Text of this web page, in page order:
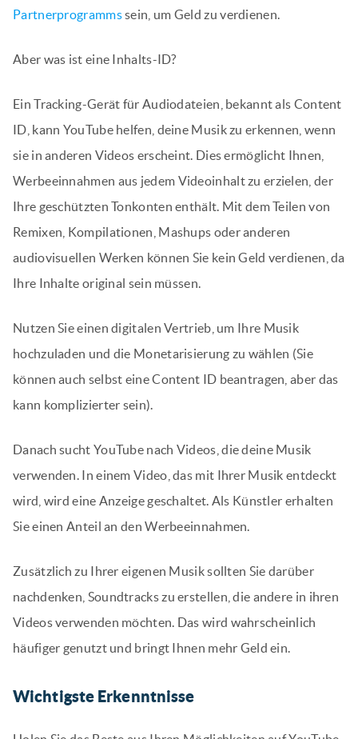
Partnerprogrammssein, um Geld zu verdienen.
Aber was ist eine Inhalts-ID?
Ein Tracking-Gerät für Audiodateien, bekannt als Content
ID, kann YouTube helfen, deine Musik zu erkennen, wenn
sie in anderen Videos erscheint. Dies ermöglicht Ihnen,
Werbeeinnahmen aus jedem Videoinhalt zu erzielen, der
Ihre geschützten Tonkonten enthält. Mit dem Teilen von
Remixen, Kompilationen, Mashups oder anderen
audiovisuellen Werken können Sie kein Geld verdienen, da
Ihre Inhalte original sein müssen.
Nutzen Sie einen digitalen Vertrieb, um Ihre Musik
hochzuladen und die Monetarisierung zu wählen (Sie
können auch selbst eine Content ID beantragen, aber das
kann komplizierter sein).
Danach sucht YouTube nach Videos, die deine Musik
verwenden. In einem Video, das mit Ihrer Musik entdeckt
wird, wird eine Anzeige geschaltet. Als Künstler erhalten
Sie einen Anteil an den Werbeeinnahmen.
Zusätzlich zu Ihrer eigenen Musik sollten Sie darüber
nachdenken, Soundtracks zu erstellen, die andere in ihren
Videos verwenden möchten. Das wird wahrscheinlich
häufiger genutzt und bringt Ihnen mehr Geld ein.
Wichtigste Erkenntnisse